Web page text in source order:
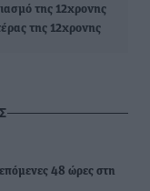
της 12χρονης
της 12χρονης
48 ώρες στη